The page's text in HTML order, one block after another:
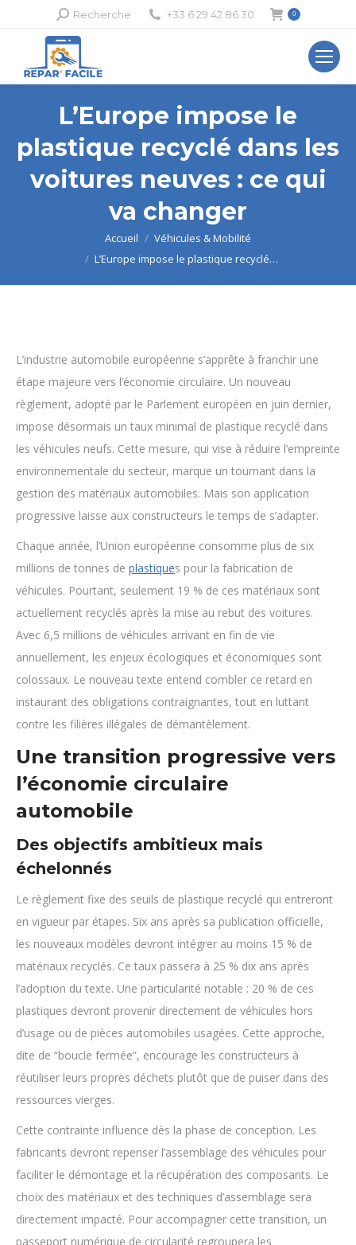
Recherche
Recherche +33 6 29 42 86 30 0
L’Europe impose le
plastique recyclé dans les
voitures neuves : ce qui
va changer
Accueil
Véhicules & Mobilité
L’Europe impose le plastique recyclé…
L’industrie automobile européenne s’apprête à franchir une
étape majeure vers l’économie circulaire. Un nouveau
règlement, adopté par le Parlement européen en juin dernier,
impose désormais un taux minimal de plastique recyclé dans
les véhicules neufs. Cette mesure, qui vise à réduire l’empreinte
environnementale du secteur, marque un tournant dans la
gestion des matériaux automobiles. Mais son application
progressive laisse aux constructeurs le temps de s’adapter.
Chaque année, l’Union européenne consomme plus de six
millions de tonnes de plastiques pour la fabrication de
véhicules. Pourtant, seulement 19 % de ces matériaux sont
actuellement recyclés après la mise au rebut des voitures.
Avec 6,5 millions de véhicules arrivant en fin de vie
annuellement, les enjeux écologiques et économiques sont
colossaux. Le nouveau texte entend combler ce retard en
instaurant des obligations contraignantes, tout en luttant
contre les filières illégales de démantèlement.
Une transition progressive vers
l’économie circulaire
automobile
Des objectifs ambitieux mais
échelonnés
Le règlement fixe des seuils de plastique recyclé qui entreront
en vigueur par étapes. Six ans après sa publication officielle,
les nouveaux modèles devront intégrer au moins 15 % de
matériaux recyclés. Ce taux passera à 25 % dix ans après
l’adoption du texte. Une particularité notable : 20 % de ces
plastiques devront provenir directement de véhicules hors
d’usage ou de pièces automobiles usagées. Cette approche,
dite de “boucle fermée”, encourage les constructeurs à
réutiliser leurs propres déchets plutôt que de puiser dans des
ressources vierges.
Cette contrainte influence dès la phase de conception. Les
fabricants devront repenser l’assemblage des véhicules pour
faciliter le démontage et la récupération des composants. Le
choix des matériaux et des techniques d’assemblage sera
directement impacté. Pour accompagner cette transition, un
passeport numérique de circularité regroupera les